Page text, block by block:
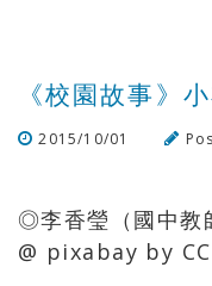
《校園故事》
2015/10/01
◎李香瑩（國中
@ pixabay by